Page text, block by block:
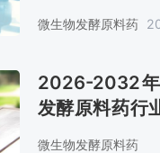
需求量约64
[图]
微生物发酵原料药
2026-2032
发酵原料药行
战略研究报告
微生物发酵原料药